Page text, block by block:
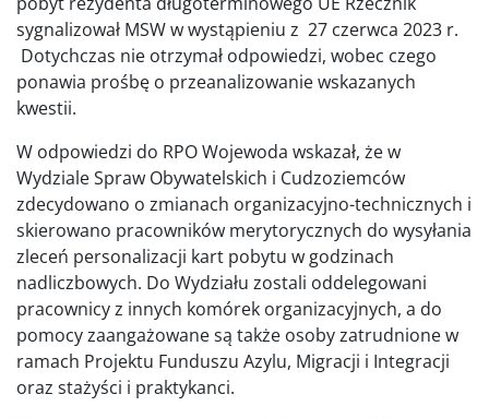
sygnalizował MSW w wystąpieniu z 27 czerwca 2023 r.
Dotychczas nie otrzymał odpowiedzi, wobec czego
ponawia prośbę o przeanalizowanie wskazanych
kwestii.
W odpowiedzi do RPO Wojewoda wskazał, że w
Wydziale Spraw Obywatelskich i Cudzoziemców
zdecydowano o zmianach organizacyjno-technicznych i
skierowano pracowników merytorycznych do wysyłania
zleceń personalizacji kart pobytu w godzinach
nadliczbowych. Do Wydziału zostali oddelegowani
pracownicy z innych komórek organizacyjnych, a do
pomocy zaangażowane są także osoby zatrudnione w
ramach Projektu Funduszu Azylu, Migracji i Integracji
oraz stażyści i praktykanci.